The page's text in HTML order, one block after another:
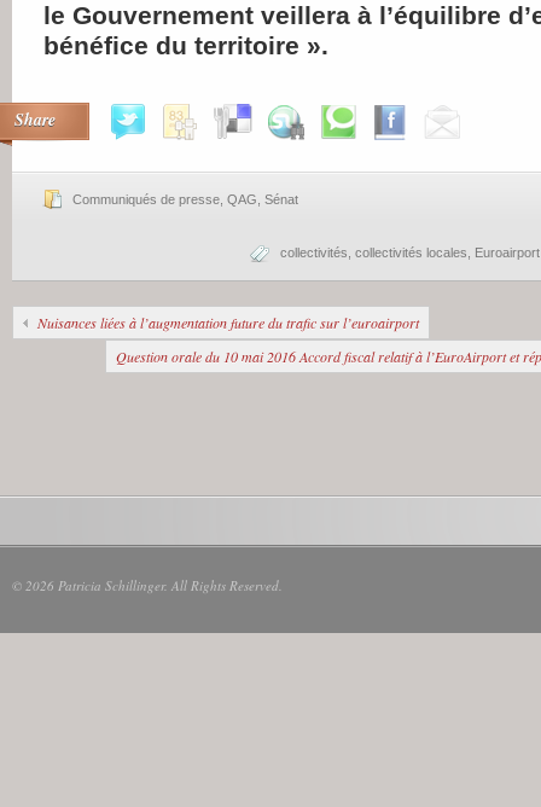
le Gouvernement veillera à l’équilibre
bénéfice du territoire ».
Share
Communiqués de presse QAG Sénat
collectivités collectivités locales Euroairport
Nuisances liées à l’augmentation future du trafic sur l’euroairport
Question orale du 10 mai 2016 Accord fiscal relatif à l’EuroAirport et
© 2026 Patricia Schillinger. All Rights Reserved.